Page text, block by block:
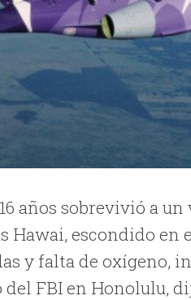
años sobrevivió a
Hawai, escondido en
y falta de oxígeno,
del FBI en Honolulu,